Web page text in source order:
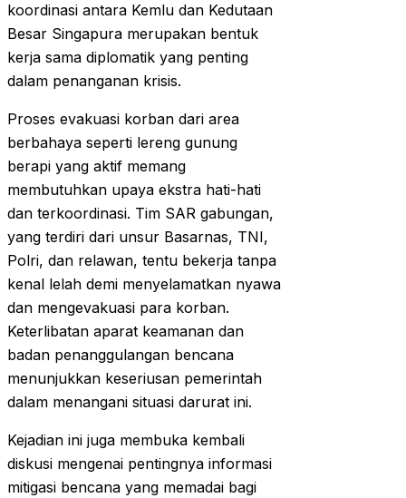
koordinasi antara Kemlu dan Kedutaan
Besar Singapura merupakan bentuk
kerja sama diplomatik yang penting
dalam penanganan krisis.
Proses evakuasi korban dari area
berbahaya seperti lereng gunung
berapi yang aktif memang
membutuhkan upaya ekstra hati-hati
dan terkoordinasi. Tim SAR gabungan,
yang terdiri dari unsur Basarnas, TNI,
Polri, dan relawan, tentu bekerja tanpa
kenal lelah demi menyelamatkan nyawa
dan mengevakuasi para korban.
Keterlibatan aparat keamanan dan
badan penanggulangan bencana
menunjukkan keseriusan pemerintah
dalam menangani situasi darurat ini.
Kejadian ini juga membuka kembali
diskusi mengenai pentingnya informasi
mitigasi bencana yang memadai bagi